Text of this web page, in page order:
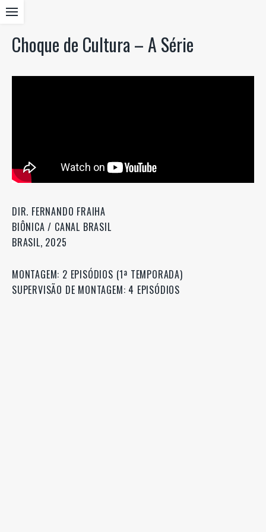
Choque de Cultura – A Série
DIR. FERNANDO FRAIHA
BIÔNICA / CANAL BRASIL
BRASIL, 2025
MONTAGEM: 2 EPISÓDIOS (1ª TEMPORADA)
SUPERVISÃO DE MONTAGEM: 4 EPISÓDIOS